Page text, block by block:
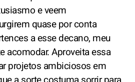
e veem
quase por conta
a esse decano, meu
acomodar. Aproveita essa
projetos ambiciosos em